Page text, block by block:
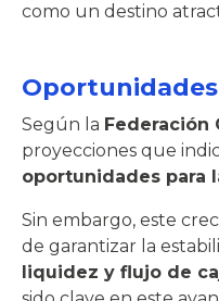
como un destino
Según la Federación
proyecciones que
oportunidades para
Sin embargo, este
de garantizar la
liquidez y flujo de